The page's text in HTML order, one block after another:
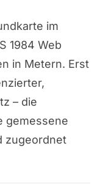
im
1984 Web
in Metern. Erst
– die
gemessene
zugeordnet